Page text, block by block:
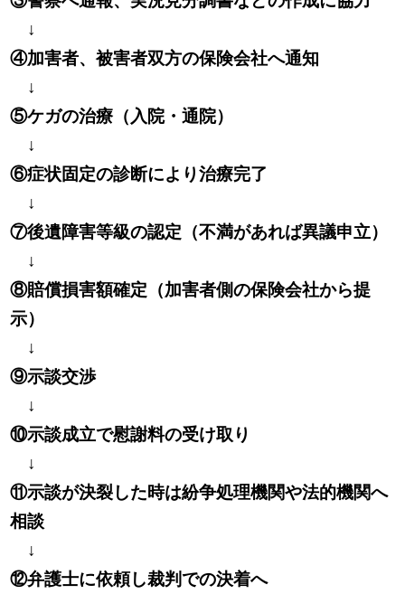
↓
④加害者、被害者双方の保険会社へ通知
↓
⑤ケガの治療（入院・通院）
↓
⑥症状固定の診断により治療完了
↓
⑦後遺障害等級の認定（不満があれば異議申立）
↓
⑧賠償損害額確定（加害者側の保険会社から提
示）
↓
⑨示談交渉
↓
⑩示談成立で慰謝料の受け取り
↓
⑪示談が決裂した時は紛争処理機関や法的機関へ
相談
↓
⑫弁護士に依頼し裁判での決着へ